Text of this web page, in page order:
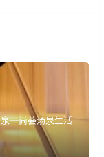
泉—尚荟汤泉生活